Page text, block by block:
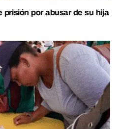
prisión por abusar de su hija